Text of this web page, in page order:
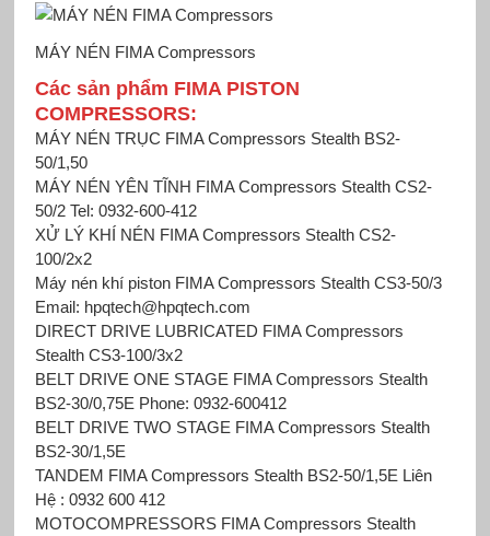
MÁY NÉN FIMA Compressors
Các sản phẩm FIMA PISTON
COMPRESSORS:
MÁY NÉN TRỤC FIMA Compressors Stealth BS2-
50/1,50
MÁY NÉN YÊN TĨNH FIMA Compressors Stealth CS2-
50/2 Tel: 0932-600-412
XỬ LÝ KHÍ NÉN FIMA Compressors Stealth CS2-
100/2x2
Máy nén khí piston FIMA Compressors Stealth CS3-50/3
Email: hpqtech@hpqtech.com
DIRECT DRIVE LUBRICATED FIMA Compressors
Stealth CS3-100/3x2
BELT DRIVE ONE STAGE FIMA Compressors Stealth
BS2-30/0,75E Phone: 0932-600412
BELT DRIVE TWO STAGE FIMA Compressors Stealth
BS2-30/1,5E
TANDEM FIMA Compressors Stealth BS2-50/1,5E Liên
Hệ : 0932 600 412
MOTOCOMPRESSORS FIMA Compressors Stealth